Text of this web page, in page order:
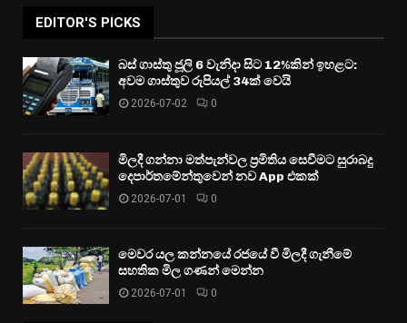
EDITOR'S PICKS
බස් ගාස්තු ජූලි 6 වැනිදා සිට 12%කින් ඉහළට:
අවම ගාස්තුව රුපියල් 34ක් වෙයි
2026-07-02 0
මිලදී ගන්නා මත්පැන්වල ප්‍රමිතිය සෙවීමට සුරාබදු
දෙපාර්තමේන්තුවෙන් නව App එකක්
2026-07-01 0
මෙවර යල කන්නයේ රජයේ වී මිලදී ගැනීමේ
සහතික මිල ගණන් මෙන්න
2026-07-01 0